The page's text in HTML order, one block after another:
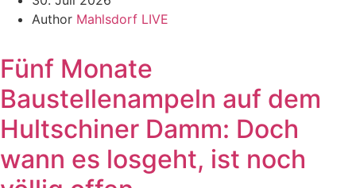
Author Mahlsdorf LIVE
Fünf Monate
Baustellenampeln auf dem
Hultschiner Damm: Doch
wann es losgeht, ist noch